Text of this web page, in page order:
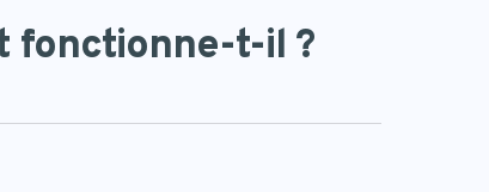
fonctionne-t-il ?